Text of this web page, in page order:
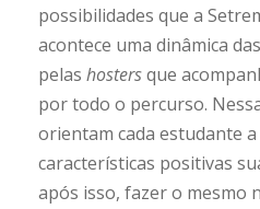
possibilidades que a
acontece uma dinâmica
pelas hostersque
por todo o percurso.
orientam cada estudante
características positivas
após isso, fazer o mesmo